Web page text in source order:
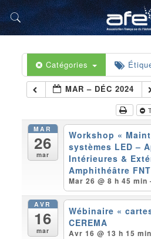
Catégories
MAR – DÉC 2024
MAR
26
mar
Workshop «
systèmes LED –
Intérieures &
Amphithéâtre
Mar 26 @ 8 h 45 min
AVR
16
mar
Wébinaire «
CEREMA
Avr 16 @ 13 h 15